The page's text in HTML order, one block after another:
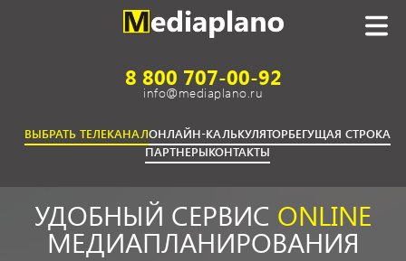
8 800 707-00-92
info@mediaplano.ru
УДОБНЫЙ СЕРВИС ONLINE
МЕДИАПЛАНИРОВАНИЯ
ВЫБРАТЬ ТЕЛЕКАНАЛОНЛАЙН-КАЛЬКУЛЯТОРБЕГУЩАЯ СТРОКА
ПАРТНЕРЫКОНТАКТЫ